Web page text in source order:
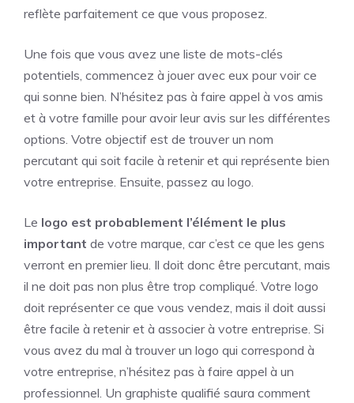
reflète parfaitement ce que vous proposez.
Une fois que vous avez une liste de mots-clés
potentiels, commencez à jouer avec eux pour voir ce
qui sonne bien. N’hésitez pas à faire appel à vos amis
et à votre famille pour avoir leur avis sur les différentes
options. Votre objectif est de trouver un nom
percutant qui soit facile à retenir et qui représente bien
votre entreprise. Ensuite, passez au logo.
Le logo est probablement l’élément le plus
important de votre marque, car c’est ce que les gens
verront en premier lieu. Il doit donc être percutant, mais
il ne doit pas non plus être trop compliqué. Votre logo
doit représenter ce que vous vendez, mais il doit aussi
être facile à retenir et à associer à votre entreprise. Si
vous avez du mal à trouver un logo qui correspond à
votre entreprise, n’hésitez pas à faire appel à un
professionnel. Un graphiste qualifié saura comment